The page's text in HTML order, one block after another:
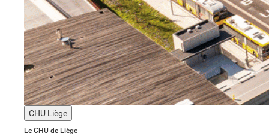
CHU Liège
Le CHU de Liège